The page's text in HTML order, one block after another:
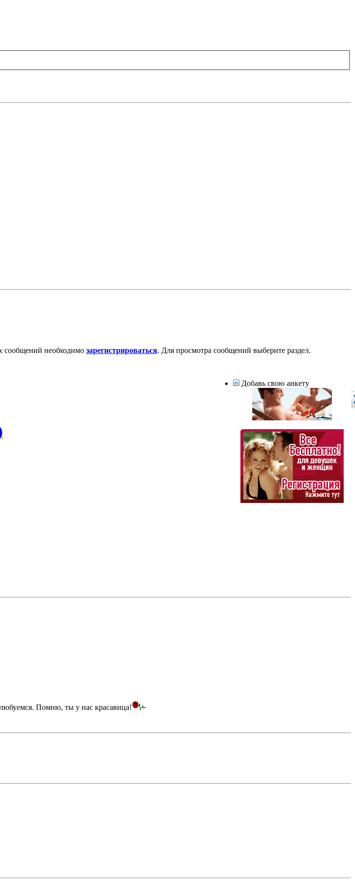
сообщений необходимо зарегистрироваться. Для просмотра сообщений выберите раздел.
Помню, ты у нас красавица!
Добавь свою анкету